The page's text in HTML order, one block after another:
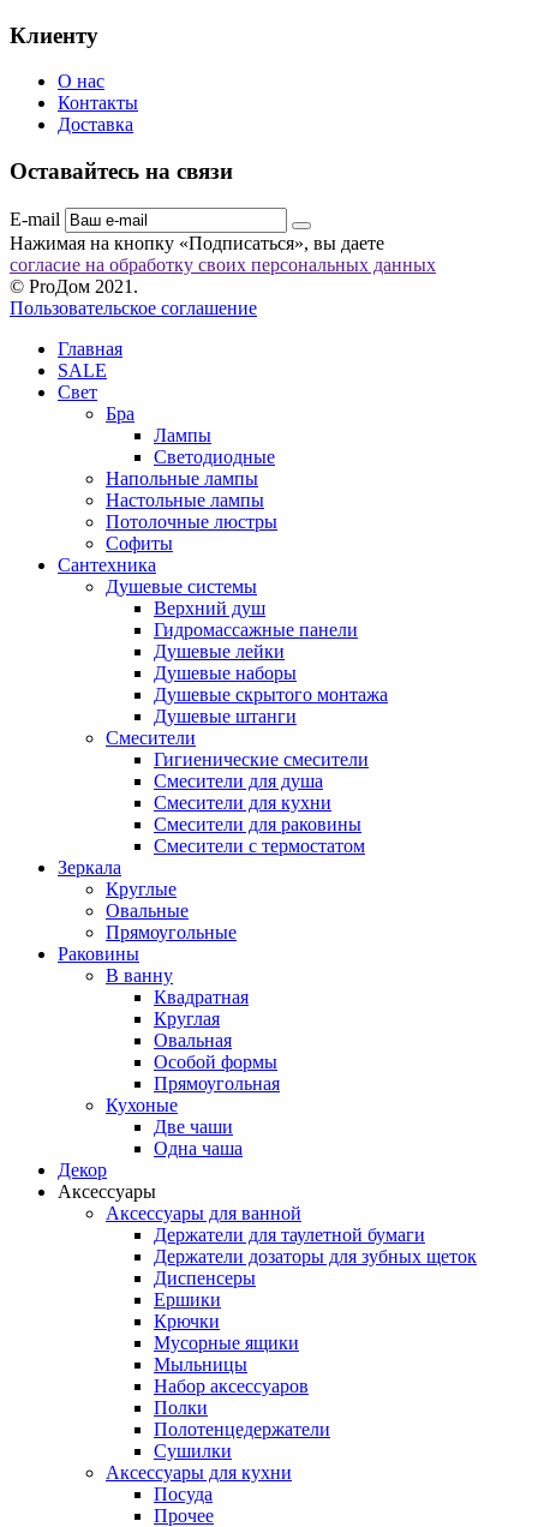
Клиенту
О нас
Контакты
Доставка
Оставайтесь на связи
E-mail
Нажимая на кнопку «Подписаться», вы даете
согласие на обработку своих персональных данных
© ProДом 2021.
Пользовательское соглашение
Главная
SALE
Свет
Бра
Лампы
Светодиодные
Напольные лампы
Настольные лампы
Потолочные люстры
Софиты
Сантехника
Душевые системы
Верхний душ
Гидромассажные панели
Душевые лейки
Душевые наборы
Душевые скрытого монтажа
Душевые штанги
Смесители
Гигиенические смесители
Смесители для душа
Смесители для кухни
Смесители для раковины
Смесители с термостатом
Зеркала
Круглые
Овальные
Прямоугольные
Раковины
В ванну
Квадратная
Круглая
Овальная
Особой формы
Прямоугольная
Кухоные
Две чаши
Одна чаша
Декор
Аксессуары
Аксессуары для ванной
Держатели для таулетной бумаги
Держатели дозаторы для зубных щеток
Диспенсеры
Ершики
Крючки
Мусорные ящики
Мыльницы
Набор аксессуаров
Полки
Полотенцедержатели
Сушилки
Аксессуары для кухни
Посуда
Прочее